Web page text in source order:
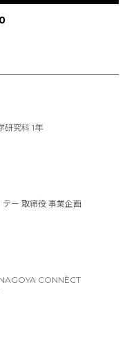
研究科 1年
ー 取締役 事業企画
CONNÈCT